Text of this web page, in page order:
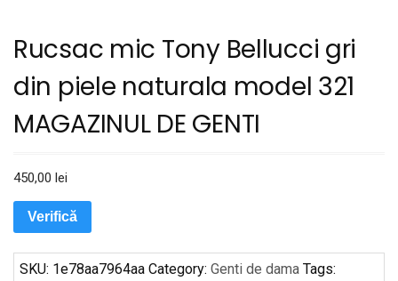
Rucsac mic Tony Bellucci gri
din piele naturala model 321
MAGAZINUL DE GENTI
450,00 lei
Verifică
SKU: 1e78aa7964aa Category: Genti de dama Tags: